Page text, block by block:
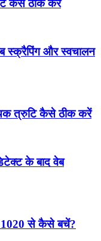
कैसे ठीक करें
स्क्रैपिंग और स्वचालन
त्रुटि कैसे ठीक करें
के बाद वेब
1020 से कैसे बचें?